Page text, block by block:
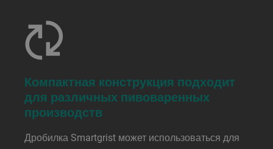
Компактная конструкция подходит
для различных пивоваренных
производств
Дробилка Smartgrist может использоваться для